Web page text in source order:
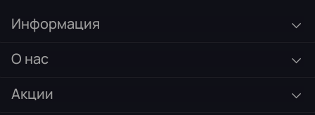
Информация
О нас
Акции